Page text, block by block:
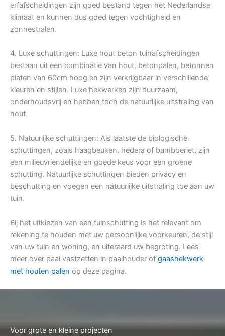
erfafscheidingen zijn goed bestand tegen het Nederlandse
klimaat en kunnen dus goed tegen vochtigheid en
zonnestralen.
4. Luxe schuttingen: Luxe hout beton tuinafscheidingen
bestaan uit een combinatie van hout, betonpalen, betonnen
platen van 60cm hoog en zijn verkrijgbaar in verschillende
kleuren en stijlen. Luxe hekwerken zijn duurzaam,
onderhoudsvrij en hebben toch de natuurlijke uitstraling van
hout.
5. Natuurlijke schuttingen: Als laatste de biologische
schuttingen, zoals haagbeuken, hedera of bamboeriet, zijn
een milieuvriendelijke en goede keus voor een groene
schutting. Natuurlijke schuttingen bieden privacy en
beschutting en voegen een natuurlijke uitstraling toe aan uw
tuin.
Bij het uitkiezen van een tuinschutting is het relevant om
rekening te houden met uw persoonlijke voorkeuren, de stijl
van uw tuin en woning, en uiteraard uw begroting. Lees
meer over paal vastzetten in paalhouder of gaashekwerk
met houten palen op deze pagina.
Voor grote en kleine projecten